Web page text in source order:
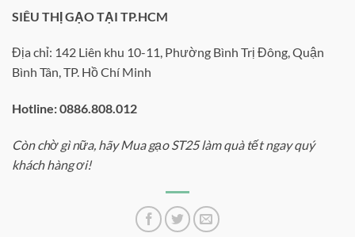
SIÊU THỊ GẠO TẠI TP.HCM
Địa chỉ: 142 Liên khu 10-11, Phường Bình Trị Đông, Quận
Bình Tân, TP. Hồ Chí Minh
Hotline: 0886.808.012
Còn chờ gì nữa, hãy Mua gạo ST25 làm quà tết ngay quý
khách hàng ơi!